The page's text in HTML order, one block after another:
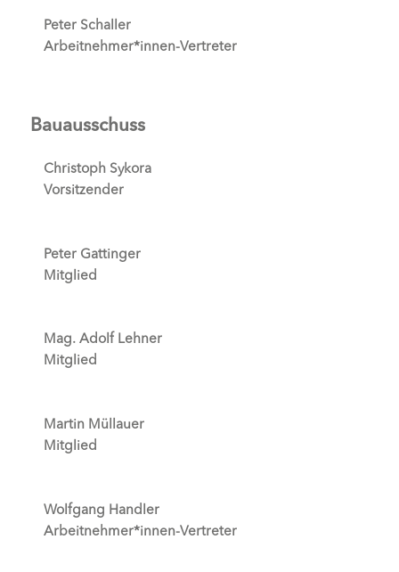
Peter Schaller
Arbeitnehmer*innen-Vertreter
Bauausschuss
Christoph Sykora
Vorsitzender
Peter Gattinger
Mitglied
Mag. Adolf Lehner
Mitglied
Martin Müllauer
Mitglied
Wolfgang Handler
Arbeitnehmer*innen-Vertreter